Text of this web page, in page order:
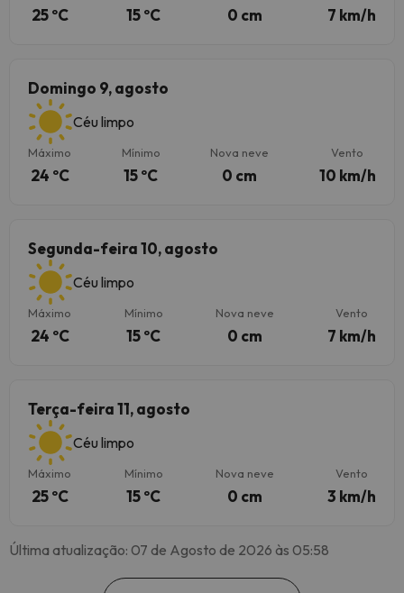
25 ºC 15 ºC 0 cm 7 km/h
Domingo 9, agosto
Céu limpo
Máximo
24 ºC
Mínimo
15 ºC
Nova neve
0 cm
Vento
10 km/h
Segunda-feira 10, agosto
Céu limpo
Máximo
24 ºC
Mínimo
15 ºC
Nova neve
0 cm
Vento
7 km/h
Terça-feira 11, agosto
Céu limpo
Máximo
25 ºC
Mínimo
15 ºC
Nova neve
0 cm
Vento
3 km/h
Última atualização: 07 de Agosto de 2026 às 05:58